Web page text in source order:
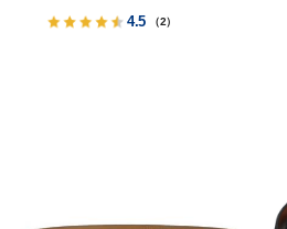
4.5 （2）